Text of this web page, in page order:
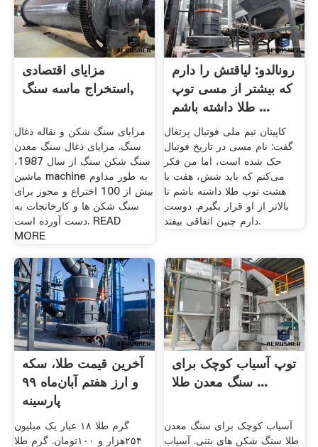
مزایای اقتصادی
استخراج ماسه سنگ,
مزایای سنگ شکن و نقاله ذغال
سنگ. مزایای ذغال سنگ معدن
سنگ شکن سنگ از سال 1987،
ماشین machine به طور مداوم
بیش از 100 اختراع و مجوز برای
سنگ شکن ها و کارخانجات به
دست آورده است. READ
MORE
رونالدو: لیاقتش را دارم
که بیشتر از مسی توپ
طلا داشته باشم ...
کاپیتان تیم ملی فوتبال پرتغال
گفت: نام مسی در تاریخ فوتبال
حک شده است، اما من فکر
می‌کنم که باید شش، هفت یا
هشت توپ طلا داشته باشم تا
بالاتر از او قرار بگیرم. دوست
دارم چنین اتفاقی بیفتد.
آخرین قیمت طلا، سکه
و ارز هفتم آبان‌ماه ۹۹
پارسینه
گرم طلا ۱۸ عیار یک میلیون
۲۵۴هزار و ۱۰۰تومان. گرم طلا
توپ آسیاب کوچک برای
سنگ معدن طلا ...
آسیاب کوچک برای سنگ معدن
طلا سنگ شکن های بتنی. آسیاب